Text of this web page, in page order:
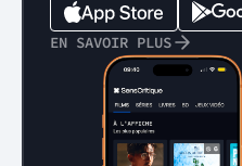
EN SAVOIR PLUS